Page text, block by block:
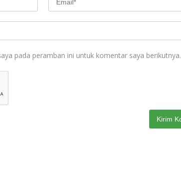
pada peramban ini untuk komentar saya berikutnya.